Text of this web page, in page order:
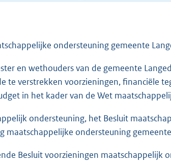
ondersteuning gemeente
en wethouders van de gemeente
te verstrekken voorzieningen, financiële
in het kader van de Wet
ondersteuning, het Besluit
maatschappelijke ondersteuning
Besluit voorzieningen maatschappelijk